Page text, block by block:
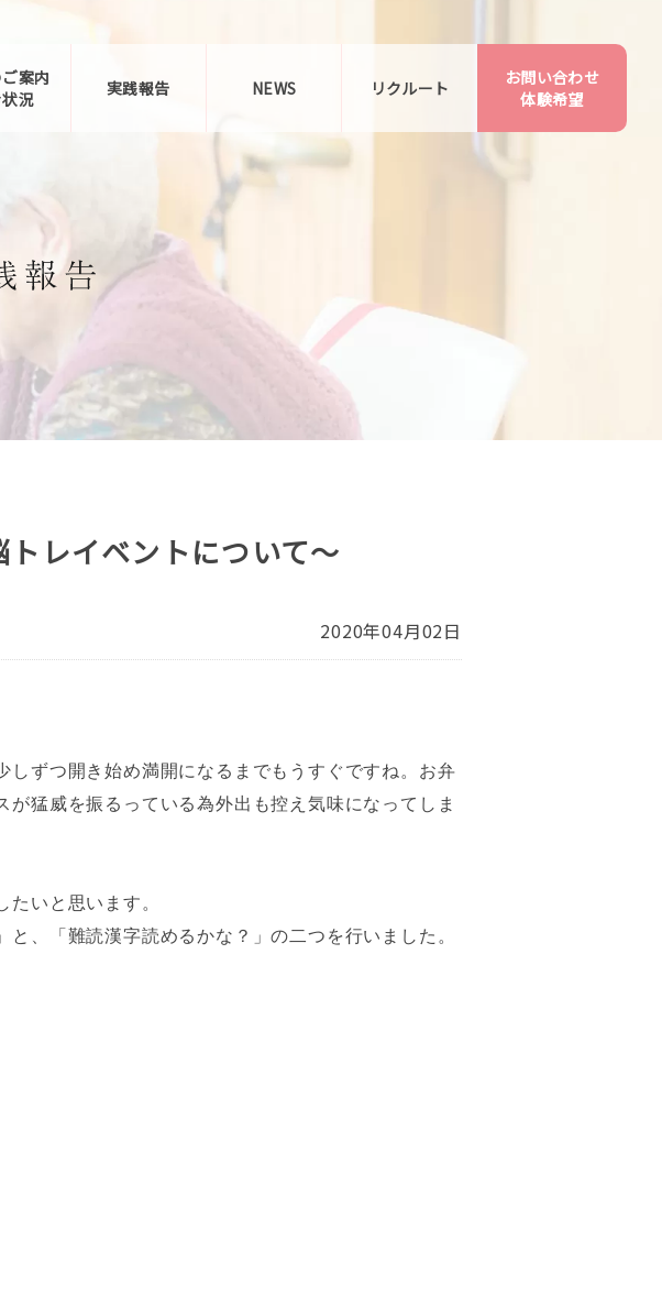
案内
況
実践報告 NEWS リクルート
お問い合わせ
体験希望
レイベントについて～
2020年04月02日
ずつ開き始め満開になるまでもうすぐですね。お弁
猛威を振るっている為外出も控え気味になってしま
いと思います。
、「難読漢字読めるかな？」の二つを行いました。